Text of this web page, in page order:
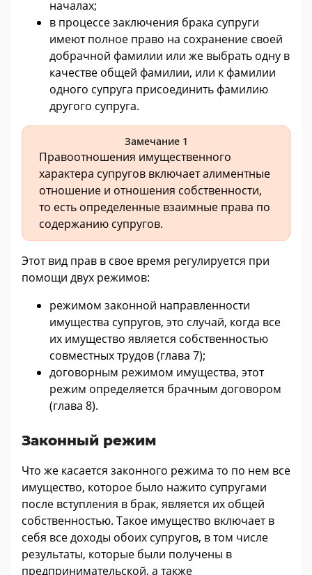
началах;
в процессе заключения брака супруги
имеют полное право на сохранение своей
добрачной фамилии или же выбрать одну в
качестве общей фамилии, или к фамилии
одного супруга присоединить фамилию
другого супруга.
Замечание 1
Правоотношения имущественного
характера супругов включает алиментные
отношение и отношения собственности,
то есть определенные взаимные права по
содержанию супругов.
Этот вид прав в свое время регулируется при
помощи двух режимов:
режимом законной направленности
имущества супругов, это случай, когда все
их имущество является собственностью
совместных трудов (глава 7);
договорным режимом имущества, этот
режим определяется брачным договором
(глава 8).
Законный режим
Что же касается законного режима то по нем все
имущество, которое было нажито супругами
после вступления в брак, является их общей
собственностью. Такое имущество включает в
себя все доходы обоих супругов, в том числе
результаты, которые были получены в
предпринимательской, а также